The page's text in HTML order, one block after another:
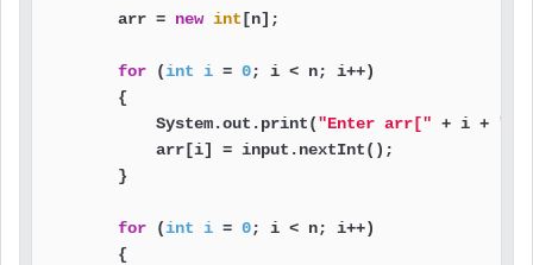
        arr =
new int [n];
for (int i = 0; i < n; i++)
        {
            System.out.print(
"Enter arr[" + i + "]:
            arr[i] = input.nextInt();
        }
for (int i = 0; i < n; i++)
        {